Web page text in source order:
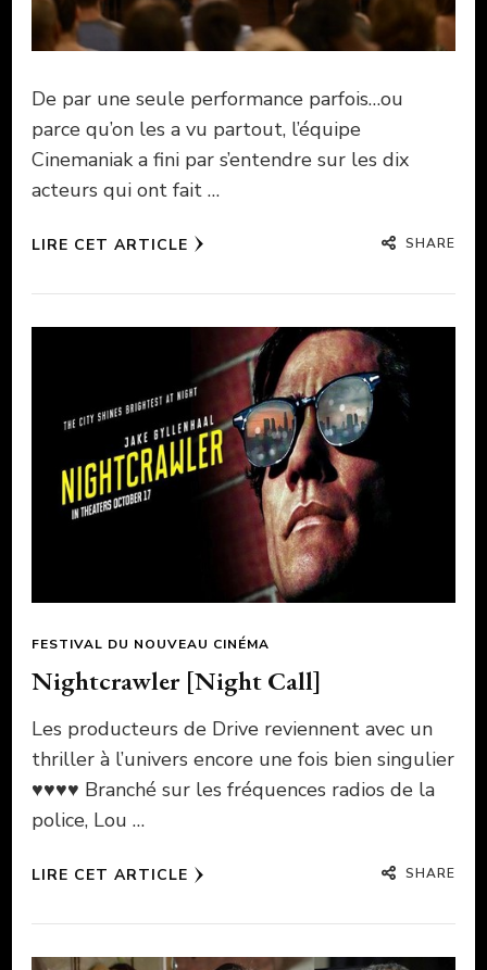
De par une seule performance parfois…ou
parce qu’on les a vu partout, l’équipe
Cinemaniak a fini par s’entendre sur les dix
acteurs qui ont fait …
LIRE CET ARTICLE SHARE
FESTIVAL DU NOUVEAU CINÉMA
Nightcrawler [Night Call]
Les producteurs de Drive reviennent avec un
thriller à l’univers encore une fois bien singulier
♥♥♥♥ Branché sur les fréquences radios de la
police, Lou …
LIRE CET ARTICLE SHARE